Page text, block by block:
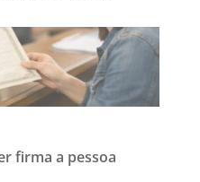
firma a pessoa